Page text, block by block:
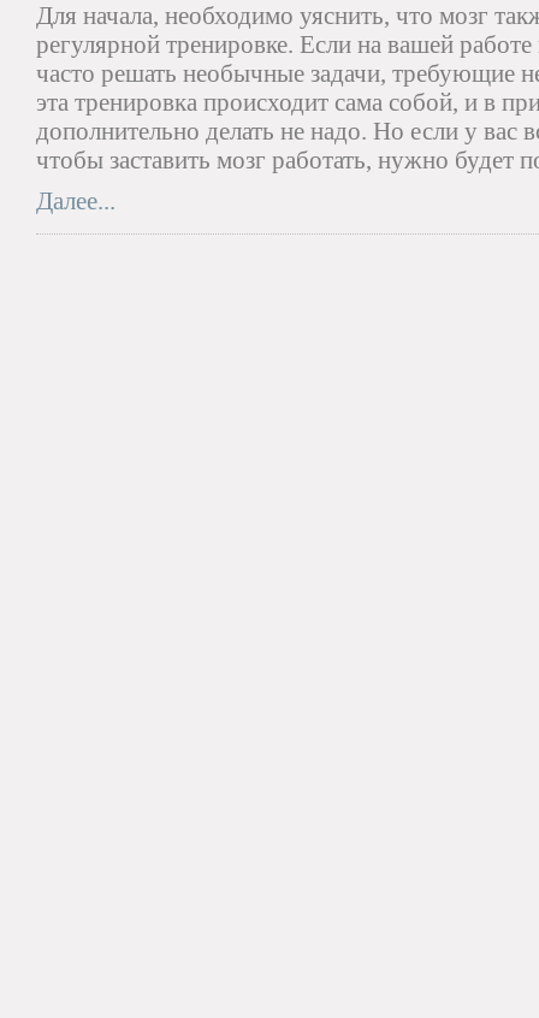
Для начала, необходимо уяснить, что мозг
регулярной тренировке. Если на вашей
часто решать необычные задачи, требующие
эта тренировка происходит сама собой, и в
дополнительно делать не надо. Но если у вас
чтобы заставить мозг работать, нужно будет
Далее...